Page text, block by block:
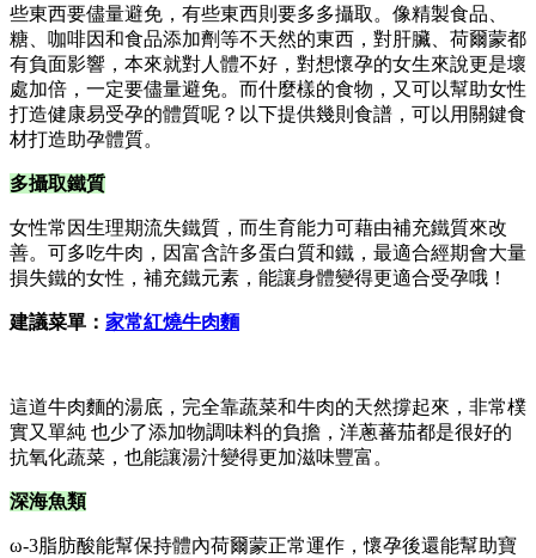
些東西要儘量避免，有些東西則要多多攝取。像精製食品、
糖、咖啡因和食品添加劑等不天然的東西，對肝臟、荷爾蒙都
有負面影響，本來就對人體不好，對想懷孕的女生來說更是壞
處加倍，一定要儘量避免。而什麼樣的食物，又可以幫助女性
打造健康易受孕的體質呢？以下提供幾則食譜，可以用關鍵食
材打造助孕體質。
多攝取鐵質
女性常因生理期流失鐵質，而生育能力可藉由補充鐵質來改
善。可多吃牛肉，因富含許多蛋白質和鐵，最適合經期會大量
損失鐵的女性，補充鐵元素，能讓身體變得更適合受孕哦！
建議菜單： 家常紅燒牛肉麵
這道牛肉麵的湯底，完全靠蔬菜和牛肉的天然撐起來，非常樸
實又單純 也少了添加物調味料的負擔，洋蔥蕃茄都是很好的
抗氧化蔬菜，也能讓湯汁變得更加滋味豐富。
深海魚類
ω-3脂肪酸能幫保持體內荷爾蒙正常運作，懷孕後還能幫助寶